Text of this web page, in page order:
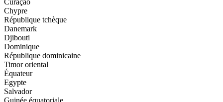
Curaçao
Chypre
République tchèque
Danemark
Djibouti
Dominique
République dominicaine
Timor oriental
Équateur
Egypte
Salvador